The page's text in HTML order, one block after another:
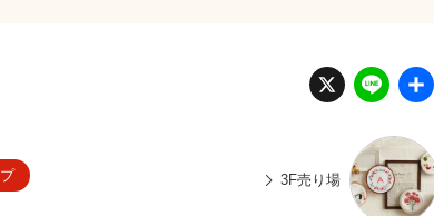
X Li
n
e
3F売り場